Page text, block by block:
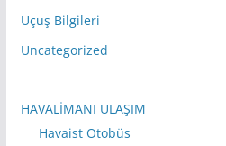
Uçuş Bilgileri
Uncategorized
HAVALİMANI ULAŞIM
Havaist Otobüs